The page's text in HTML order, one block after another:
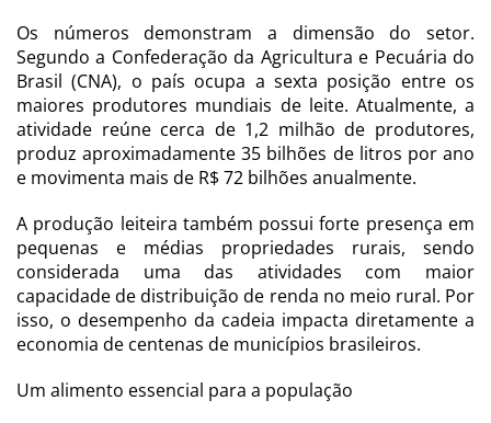
Os números demonstram a dimensão do setor.
Segundo a Confederação da Agricultura e Pecuária do
Brasil (CNA), o país ocupa a sexta posição entre os
maiores produtores mundiais de leite. Atualmente, a
atividade reúne cerca de 1,2 milhão de produtores,
produz aproximadamente 35 bilhões de litros por ano
e movimenta mais de R$ 72 bilhões anualmente.
A produção leiteira também possui forte presença em
pequenas e médias propriedades rurais, sendo
considerada uma das atividades com maior
capacidade de distribuição de renda no meio rural. Por
isso, o desempenho da cadeia impacta diretamente a
economia de centenas de municípios brasileiros.
Um alimento essencial para a população